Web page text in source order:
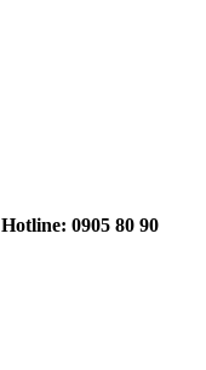
Hotline: 0905 80 90